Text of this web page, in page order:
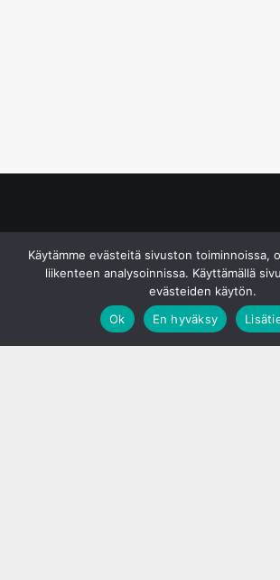
Käytämme evästeitä sivuston toiminnoissa,
liikenteen analysoinnissa. Käyttämällä
evästeiden käytön.
Ok
En hyväksy